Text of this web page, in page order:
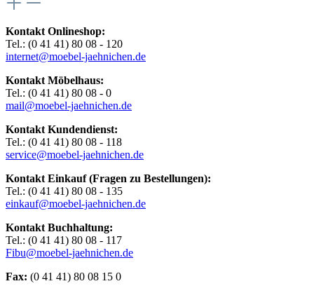
Kontakt Onlineshop:
Tel.: (0 41 41) 80 08 - 120
internet@moebel-jaehnichen.de
Kontakt Möbelhaus:
Tel.: (0 41 41) 80 08 - 0
mail@moebel-jaehnichen.de
Kontakt Kundendienst:
Tel.: (0 41 41) 80 08 - 118
service@moebel-jaehnichen.de
Kontakt Einkauf (Fragen zu Bestellungen):
Tel.: (0 41 41) 80 08 - 135
einkauf@moebel-jaehnichen.de
Kontakt Buchhaltung:
Tel.: (0 41 41) 80 08 - 117
Fibu@moebel-jaehnichen.de
Fax: (0 41 41) 80 08 15 0